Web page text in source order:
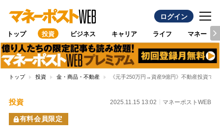
ログイン
トップ 投資 ビジネス キャリア ライフ マネー
トップ 投資 金・商品・不動産 《元手250万円→資産9億円》不動産投資で
投資 2025.11.15 13:02 マネーポストWEB
有料会員限定